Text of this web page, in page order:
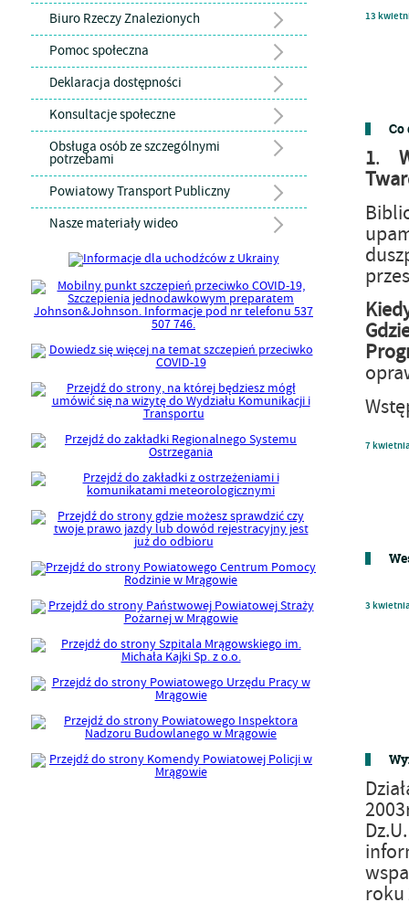
Biuro Rzeczy Znalezionych
Pomoc społeczna
Deklaracja dostępności
Konsultacje społeczne
Obsługa osób ze szczególnymi
potrzebami
Powiatowy Transport Publiczny
Nasze materiały wideo
13
Co
1.
7
3
roku